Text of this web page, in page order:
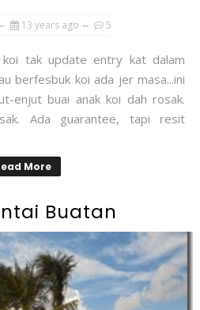
13 years ago 5
koi tak update entry kat dalam
berfesbuk koi ada jer masa...ini
enjut buai anak koi dah rosak.
Ada guarantee, tapi resit
More
Buatan